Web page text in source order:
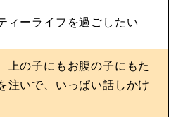
ィーライフを過ごしたい
上の子にもお腹の子にもた
注いで、いっぱい話しかけ